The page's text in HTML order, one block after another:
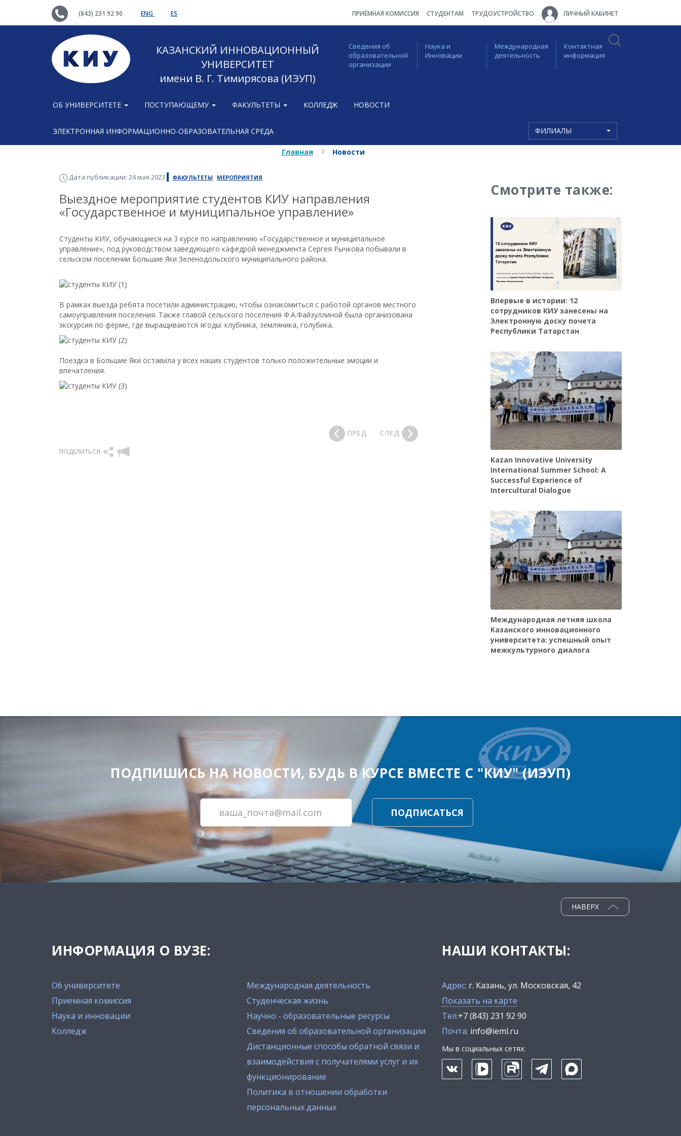
(843) 231 92 90 ENG ES ПРИЁМНАЯ КОМИССИЯ СТУДЕНТАМ ТРУДОУСТРОЙСТВО ЛИЧНЫЙ КАБИНЕТ
КАЗАНСКИЙ ИННОВАЦИОННЫЙ
УНИВЕРСИТЕТ
имени В. Г. Тимирясова (ИЭУП)
Сведения об
образовательной
организации
Наука и
Инновации
Международная
деятельность
Контактная
информация
ОБ УНИВЕРСИТЕТЕ ПОСТУПАЮЩЕМУ ФАКУЛЬТЕТЫ КОЛЛЕДЖ НОВОСТИ
ЭЛЕКТРОННАЯ ИНФОРМАЦИОННО-ОБРАЗОВАТЕЛЬНАЯ СРЕДА ФИЛИАЛЫ
Главная Новости
Дата публикации: 24 мая 2023 ФАКУЛЬТЕТЫ МЕРОПРИЯТИЯ
Выездное мероприятие студентов КИУ направления
«Государственное и муниципальное управление»
Студенты КИУ, обучающиеся на 3 курсе по направлению «Государственное и муниципальное
управление», под руководством заведующего кафедрой менеджмента Сергея Рычкова побывали в
сельском поселении Большие Яки Зеленодольского муниципального района.
В рамках выезда ребята посетили администрацию, чтобы ознакомиться с работой органов местного
самоуправления поселения. Также главой сельского поселения Ф.А.Файзуллиной была организована
экскурсия по ферме, где выращиваются ягоды: клубника, земляника, голубика.
Поездка в Большие Яки оставила у всех наших студентов только положительные эмоции и
впечатления.
ПОДЕЛИТЬСЯ
ПРЕД СЛЕД
Смотрите также:
Впервые в истории: 12
сотрудников КИУ занесены на
Электронную доску почета
Республики Татарстан
Kazan Innovative University
International Summer School: A
Successful Experience of
Intercultural Dialogue
Международная летняя школа
Казанского инновационного
университета: успешный опыт
межкультурного диалога
ПОДПИШИСЬ НА НОВОСТИ, БУДЬ В КУРСЕ ВМЕСТЕ С "КИУ" (ИЭУП)
ПОДПИСАТЬСЯ
ИНФОРМАЦИЯ О ВУЗЕ:
Об университете
Приемная комиссия
Наука и инновации
Колледж
Международная деятельность
Студенческая жизнь
Научно - образовательные ресурсы
Сведения об образовательной организации
Дистанционные способы обратной связи и
взаимодействия с получателями услуг и их
функционирование
Политика в отношении обработки
персональных данных
НАВЕРХ
НАШИ КОНТАКТЫ:
Адрес: г. Казань, ул. Московская, 42
Показать на карте
Тел:+7 (843) 231 92 90
Почта: info@ieml.ru
Мы в социальных сетях: